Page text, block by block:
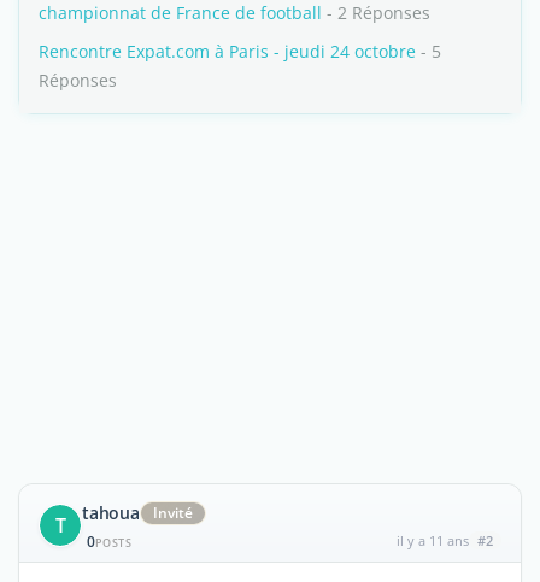
championnat de France de football - 2 Réponses
Rencontre Expat.com à Paris - jeudi 24 octobre - 5
Réponses
T tahoua
Invité
0POSTS il y a 11 ans #2